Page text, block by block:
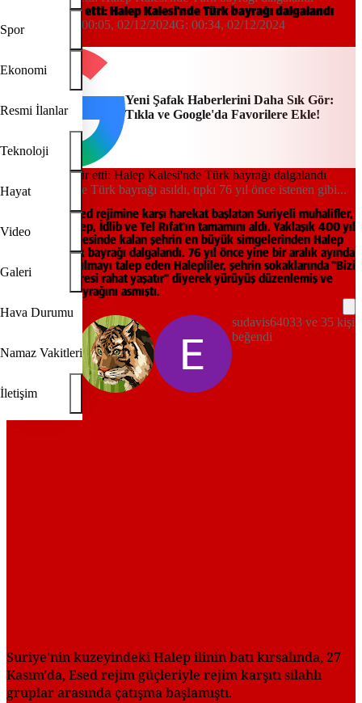
Spor
Ekonomi
Resmi İlanlar
Teknoloji
Hayat
Video
Galeri
Hava Durumu
Namaz Vakitleri
İletişim
Tarih tekerrür etti: Halep Kalesi'nde Türk bayrağı dalgalandı
Hüseyin Berk 00:05, 02/12/2024G: 00:34, 02/12/2024
Yeni Şafak
Yeni Şafak Haberlerini Daha Sık Gör:
Tıkla ve Google'da Favorilere Ekle!
Halep Kalesi'ne Türk bayrağı asıldı, tıpkı 76 yıl önce istenen gibi...
27 Kasım’da Esed rejimine karşı harekat başlatan Suriyeli muhalifler,
beş günde Halep, İdlib ve Tel Rıfat'ın tamamını aldı. Yaklaşık 400 yıl
Osmanlı himayesinde kalan şehrin en büyük simgelerinden Halep
Kalesi'nde Türk bayrağı dalgalandı. 76 yıl önce yine bir aralık ayında
Türkiye'ye katılmayı talep eden Halepliler, şehrin sokaklarında "Bizi
ancak Türk idaresi rahat yaşatır" diyerek yürüyüş düzenlemiş ve
kaleye Türk bayrağını asmıştı.
sudavis64033 ve 35 kişi
beğendi
Suriye'nin kuzeyindeki Halep ilinin batı kırsalında, 27
Kasım'da, Esed rejim güçleriyle rejim karşıtı silahlı
gruplar arasında çatışma başlamıştı.